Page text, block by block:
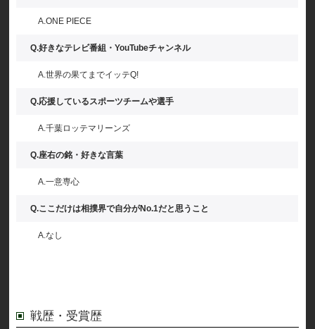
A.ONE PIECE
Q.好きなテレビ番組・YouTubeチャンネル
A.世界の果てまでイッテQ!
Q.応援しているスポーツチームや選手
A.千葉ロッテマリーンズ
Q.座右の銘・好きな言葉
A.一意専心
Q.ここだけは相撲界で自分がNo.1だと思うこと
A.なし
戦歴・受賞歴